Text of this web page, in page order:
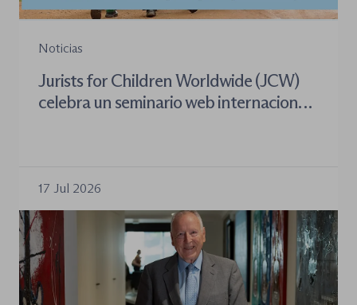
Noticias
Jurists for Children Worldwide (JCW)
celebra un seminario web internacional
17 Jul 2026